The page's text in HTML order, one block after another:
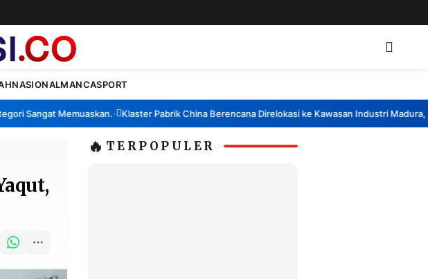
NASIONALMANCASPORT
Sangat Memuaskan.• Klaster Pabrik China Berencana Direlokasi ke Kawasan Industri Madura,
🔥 TERPOPULER